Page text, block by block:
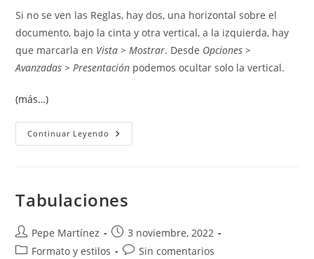
Si no se ven las Reglas, hay dos, una horizontal sobre el
documento, bajo la cinta y otra vertical, a la izquierda, hay
que marcarla en Vista > Mostrar. Desde Opciones >
Avanzadas > Presentación podemos ocultar solo la vertical.
(más…)
Continuar Leyendo Establecer,
Modificar
Regla
Tabulaciones
Autor
de
Pepe Martínez
Publicación
de
3 noviembre, 2022
Categoría
Formato y estilos
Comentarios
Sin comentarios